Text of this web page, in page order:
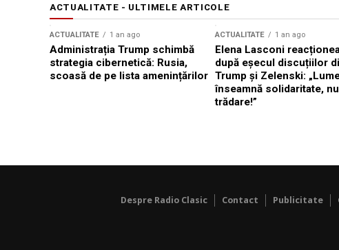
ACTUALITATE - ULTIMELE ARTICOLE
ACTUALITATE 1 an ago
Administrația Trump schimbă
strategia cibernetică: Rusia,
scoasă de pe lista amenințărilor
ACTUALITATE 1 an ago
Elena Lasconi
după eșecul discuțiilor
Trump și Zelenski:
înseamnă solidaritate, nu
trădare!”
Despre Radio Clasic Contact Publicitate